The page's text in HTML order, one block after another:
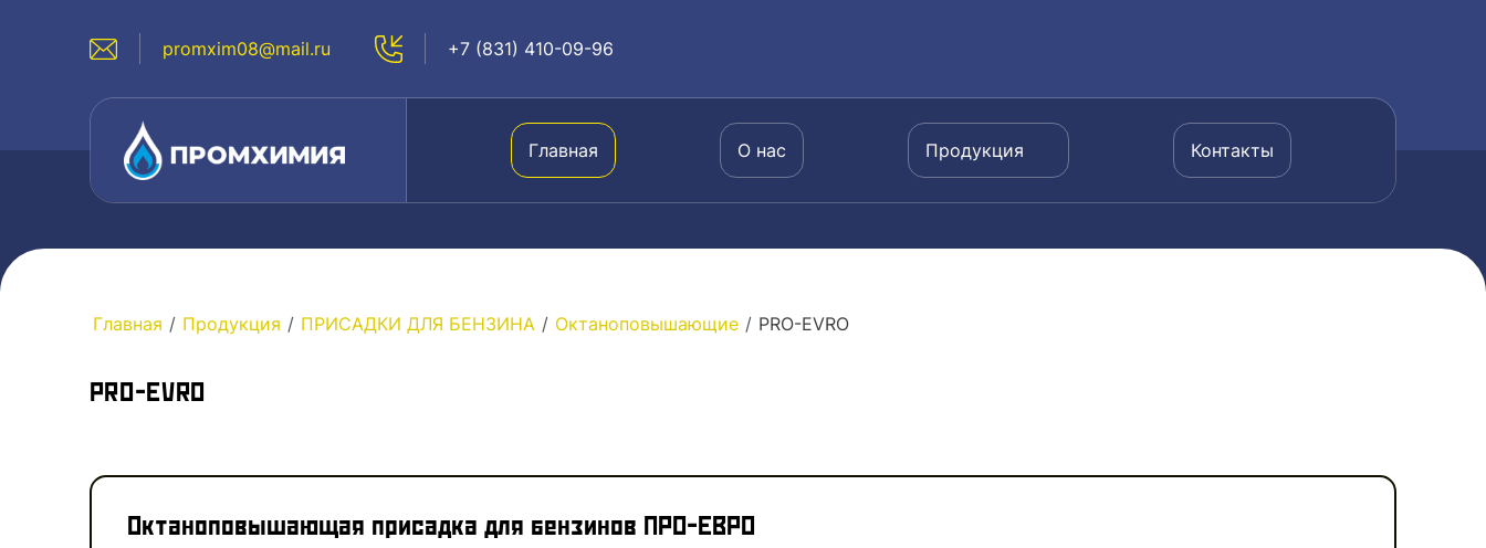
promxim08@mail.ru +7 (831) 410-09-96
Главная О нас Продукция Контакты
Главная / Продукция / ПРИСАДКИ ДЛЯ БЕНЗИНА / Октаноповышающие / PRO-EVRO
PRO-EVRO
Октаноповышающая присадка для бензинов ПРО-ЕВРО